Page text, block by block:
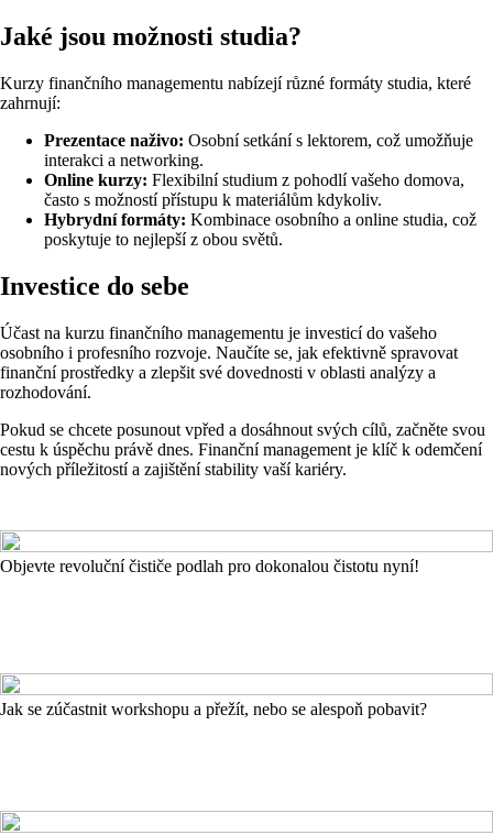
Jaké jsou možnosti studia?
Kurzy finančního managementu nabízejí různé formáty studia, které
zahrnují:
Prezentace naživo: Osobní setkání s lektorem, což umožňuje
interakci a networking.
Online kurzy: Flexibilní studium z pohodlí vašeho domova,
často s možností přístupu k materiálům kdykoliv.
Hybrydní formáty: Kombinace osobního a online studia, což
poskytuje to nejlepší z obou světů.
Investice do sebe
Účast na kurzu finančního managementu je investicí do vašeho
osobního i profesního rozvoje. Naučíte se, jak efektivně spravovat
finanční prostředky a zlepšit své dovednosti v oblasti analýzy a
rozhodování.
Pokud se chcete posunout vpřed a dosáhnout svých cílů, začněte svou
cestu k úspěchu právě dnes. Finanční management je klíč k odemčení
nových příležitostí a zajištění stability vaší kariéry.
Objevte revoluční čističe podlah pro dokonalou čistotu nyní!
Jak se zúčastnit workshopu a přežít, nebo se alespoň pobavit?